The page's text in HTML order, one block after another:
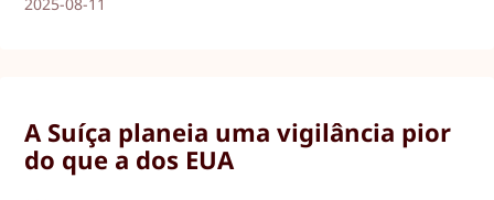
2025-08-11
A Suíça planeia uma vigilância pior
do que a dos EUA